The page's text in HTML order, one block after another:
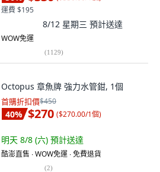
運費 $195
8/12 星期三 預計送達
WOW免運
(1129)
Octopus 章魚牌 強力水管鉗, 1個
首購折扣價$450
40% $270 ($270.00/1個)
明天 8/8 (六) 預計送達
酷澎直售 ∙ WOW免運 ∙ 免費退貨
(2)